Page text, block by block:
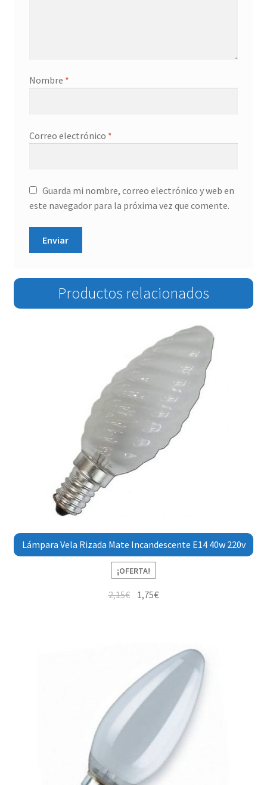
Nombre *
Correo electrónico *
Guarda mi nombre, correo electrónico y web en
este navegador para la próxima vez que comente.
Productos relacionados
Lámpara Vela Rizada Mate Incandescente E14 40w 220v
¡OFERTA!
2,15€ 1,75€